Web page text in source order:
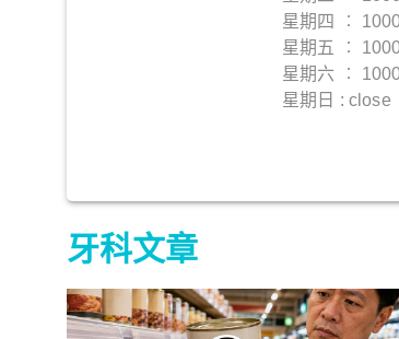
星期四 ︰
星期五 ︰
星期六 ︰
星期日 : close
牙科文章